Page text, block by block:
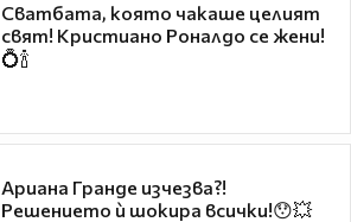
Сватбата, която чакаше целият
свят! Кристиано Роналдо се жени!
💍🍾
Ариана Гранде изчезва?!
Решението ѝ шокира всички!😯💥